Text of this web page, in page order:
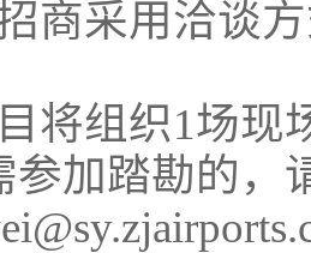
招商采用洽谈
目将组织1场
参加踏勘的，